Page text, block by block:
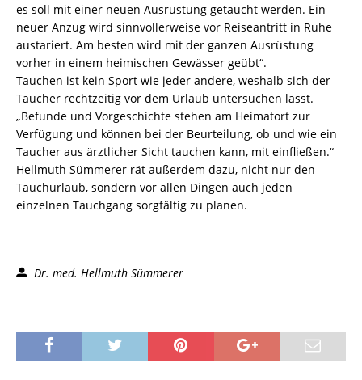
es soll mit einer neuen Ausrüstung getaucht werden. Ein
neuer Anzug wird sinnvollerweise vor Reiseantritt in Ruhe
austariert. Am besten wird mit der ganzen Ausrüstung
vorher in einem heimischen Gewässer geübt“.
Tauchen ist kein Sport wie jeder andere, weshalb sich der
Taucher rechtzeitig vor dem Urlaub untersuchen lässt.
„Befunde und Vorgeschichte stehen am Heimatort zur
Verfügung und können bei der Beurteilung, ob und wie ein
Taucher aus ärztlicher Sicht tauchen kann, mit einfließen.“
Hellmuth Sümmerer rät außerdem dazu, nicht nur den
Tauchurlaub, sondern vor allen Dingen auch jeden
einzelnen Tauchgang sorgfältig zu planen.
Dr. med. Hellmuth Sümmerer